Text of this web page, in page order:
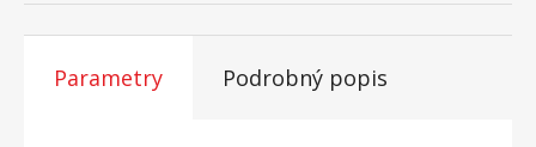
Parametry Podrobný popis